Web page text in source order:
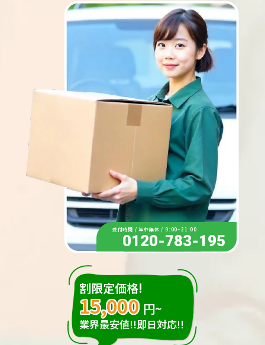
受付時間 / 年中無休 / 9:00~21:00
0120-783-195
割限定価格!
15,000 円~
業界最安値!!即日対応!!